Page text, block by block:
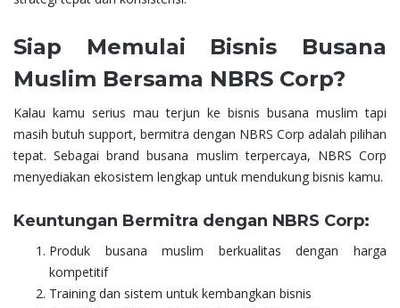
Siap Memulai Bisnis Busana
Muslim Bersama NBRS Corp?
Kalau kamu serius mau terjun ke bisnis busana muslim tapi
masih butuh support, bermitra dengan NBRS Corp adalah pilihan
tepat. Sebagai brand busana muslim terpercaya, NBRS Corp
menyediakan ekosistem lengkap untuk mendukung bisnis kamu.
Keuntungan Bermitra dengan NBRS Corp:
Produk busana muslim berkualitas dengan harga
kompetitif
Training dan sistem untuk kembangkan bisnis